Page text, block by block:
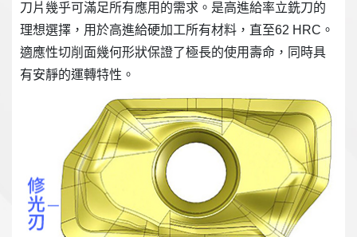
刀片幾乎可滿足所有應用的需求。是高進給率立銑刀的
理想選擇，用於高進給硬加工所有材料，直至62 HRC。
適應性切削面幾何形狀保證了極長的使用壽命，同時具
有安靜的運轉特性。